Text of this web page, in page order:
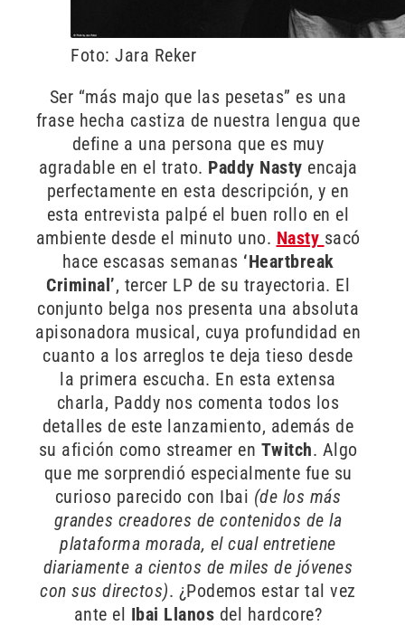
Foto: Jara Reker
Ser “más majo que las pesetas” es una
frase hecha castiza de nuestra lengua que
define a una persona que es muy
agradable en el trato. Paddy Nasty encaja
perfectamente en esta descripción, y en
esta entrevista palpé el buen rollo en el
ambiente desde el minuto uno. Nasty sacó
hace escasas semanas ‘Heartbreak
Criminal’, tercer LP de su trayectoria. El
conjunto belga nos presenta una absoluta
apisonadora musical, cuya profundidad en
cuanto a los arreglos te deja tieso desde
la primera escucha. En esta extensa
charla, Paddy nos comenta todos los
detalles de este lanzamiento, además de
su afición como streamer en Twitch. Algo
que me sorprendió especialmente fue su
curioso parecido con Ibai (de los más
grandes creadores de contenidos de la
plataforma morada, el cual entretiene
diariamente a cientos de miles de jóvenes
con sus directos). ¿Podemos estar tal vez
ante el Ibai Llanos del hardcore?